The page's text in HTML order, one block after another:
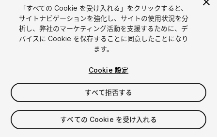
1 /8
$10
消費税は決済時に計算されます
「すべての Cookie を受け入れる」をクリックすると、
サイトナビゲーションを強化し、サイトの使用状況を分
析し、弊社のマーケティング活動を支援するために、デ
バイスに Cookie を保存することに同意したことになり
ます。
Cookie 設定
すべて拒否する
すべての Cookie を受け入れる